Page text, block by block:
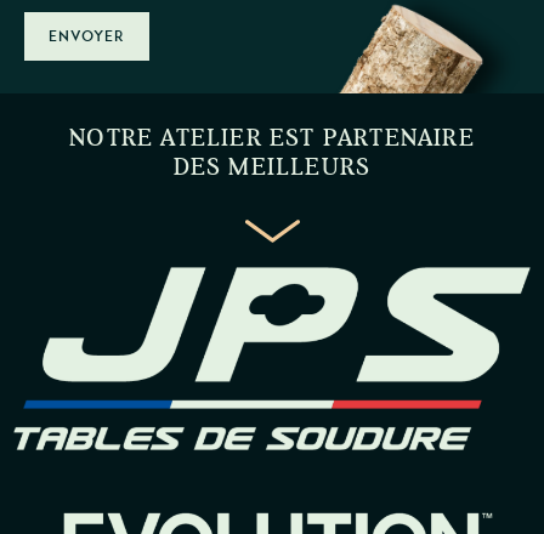
ENVOYER
NOTRE ATELIER EST PARTENAIRE
DES MEILLEURS